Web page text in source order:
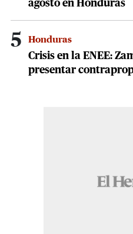
agosto en Honduras
5 Honduras
Crisis en la ENEE:
presentar